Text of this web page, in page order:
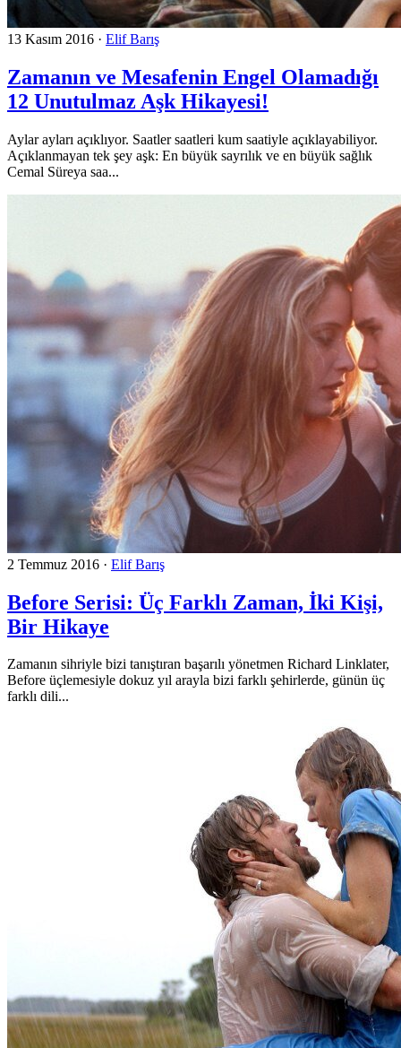
13 Kasım 2016 · Elif Barış
Zamanın ve Mesafenin Engel Olamadığı
12 Unutulmaz Aşk Hikayesi!
Aylar ayları açıklıyor. Saatler saatleri kum saatiyle açıklayabiliyor.
Açıklanmayan tek şey aşk: En büyük sayrılık ve en büyük sağlık
Cemal Süreya saa...
2 Temmuz 2016 · Elif Barış
Before Serisi: Üç Farklı Zaman, İki Kişi,
Bir Hikaye
Zamanın sihriyle bizi tanıştıran başarılı yönetmen Richard Linklater,
Before üçlemesiyle dokuz yıl arayla bizi farklı şehirlerde, günün üç
farklı dili...